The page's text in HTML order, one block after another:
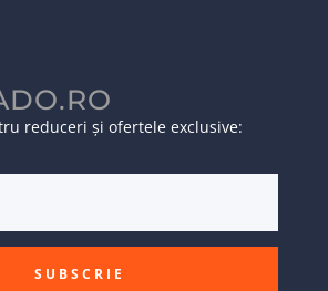
reduceri și ofertele exclusive:
SUBSCRIE